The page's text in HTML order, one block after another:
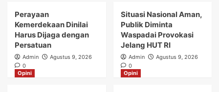
Perayaan
Kemerdekaan Dinilai
Harus Dijaga dengan
Persatuan
Admin
Agustus 9, 2026
0
Situasi Nasional Aman,
Publik Diminta
Waspadai Provokasi
Jelang HUT RI
Admin
Agustus 9, 2026
0
Opini
Opini